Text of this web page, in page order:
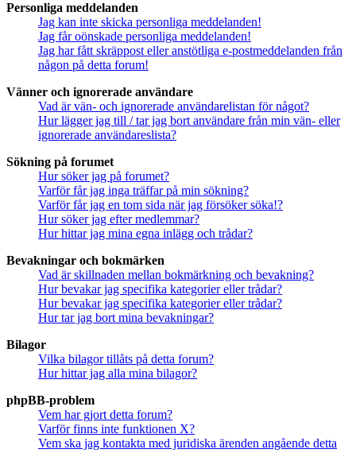
Personliga meddelanden
Jag kan inte skicka personliga meddelanden!
Jag får oönskade personliga meddelanden!
Jag har fått skräppost eller anstötliga e-postmeddelanden från
någon på detta forum!
Vänner och ignorerade användare
Vad är vän- och ignorerade användarelistan för något?
Hur lägger jag till / tar jag bort användare från min vän- eller
ignorerade användareslista?
Sökning på forumet
Hur söker jag på forumet?
Varför får jag inga träffar på min sökning?
Varför får jag en tom sida när jag försöker söka!?
Hur söker jag efter medlemmar?
Hur hittar jag mina egna inlägg och trådar?
Bevakningar och bokmärken
Vad är skillnaden mellan bokmärkning och bevakning?
Hur bevakar jag specifika kategorier eller trådar?
Hur bevakar jag specifika kategorier eller trådar?
Hur tar jag bort mina bevakningar?
Bilagor
Vilka bilagor tillåts på detta forum?
Hur hittar jag alla mina bilagor?
phpBB-problem
Vem har gjort detta forum?
Varför finns inte funktionen X?
Vem ska jag kontakta med juridiska ärenden angående detta